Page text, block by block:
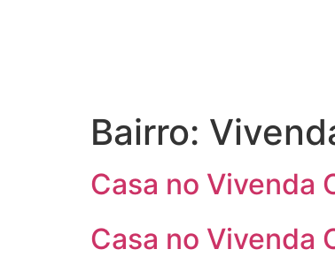
Bairro:
Casa no Vivenda
Casa no Vivenda